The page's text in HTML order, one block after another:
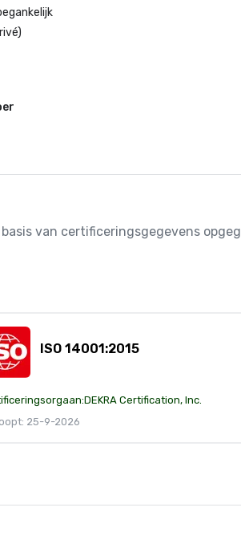
van certificeringsgegevens
ISO 14001:2015
DEKRA Certification, Inc.
25-9-2026